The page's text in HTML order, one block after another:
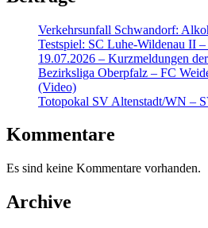
Verkehrsunfall Schwandorf:
Testspiel: SC Luhe-Wildenau II
19.07.2026 – Kurzmeldungen
Bezirksliga Oberpfalz – FC
(Video)
Totopokal SV Altenstadt/WN –
Kommentare
Es sind keine Kommentare vorhanden.
Archive